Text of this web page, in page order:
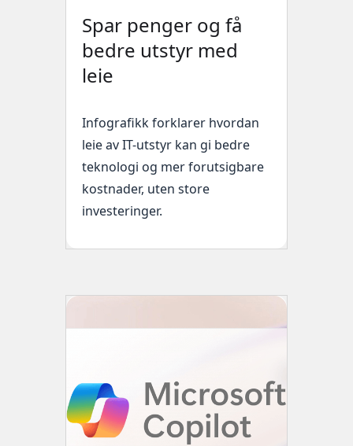
Spar penger og få
bedre utstyr med
leie
Infografikk forklarer hvordan
leie av IT-utstyr kan gi bedre
teknologi og mer forutsigbare
kostnader, uten store
investeringer.